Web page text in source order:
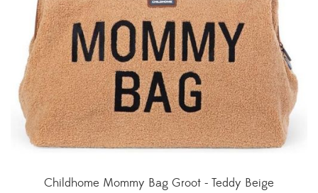
Childhome Mommy Bag Groot - Teddy Beige